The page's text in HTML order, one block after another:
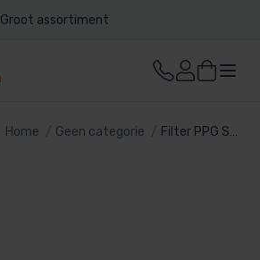
Groot assortiment
Home Geen categorie Filter PPG Side – ø 750 mm, Excl. 6-wegklep